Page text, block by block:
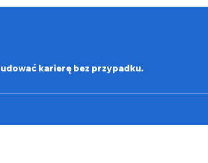
karierę bez przypadku.